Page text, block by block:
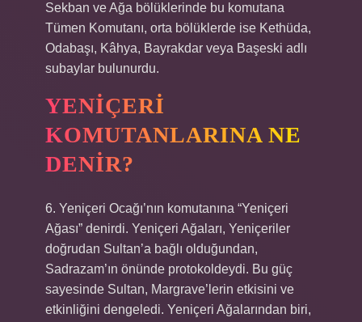
Sekban ve Ağa bölüklerinde bu komutana
Tümen Komutanı, orta bölüklerde ise Kethüda,
Odabaşı, Kâhya, Bayrakdar veya Başeski adlı
subaylar bulunurdu.
YENIÇERI
KOMUTANLARINA NE
DENIR?
6. Yeniçeri Ocağı’nın komutanına “Yeniçeri
Ağası” denirdi. Yeniçeri Ağaları, Yeniçeriler
doğrudan Sultan’a bağlı olduğundan,
Sadrazam’ın önünde protokoldeydi. Bu güç
sayesinde Sultan, Margrave’lerin etkisini ve
etkinliğini dengeledi. Yeniçeri Ağalarından biri,